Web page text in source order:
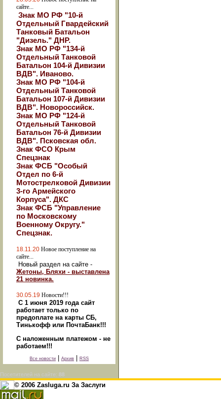
сайте...
Знак МО РФ "10-й
Отдельный Гвардейский
Танковый Батальон
"Дизель." ДНР.
Знак МО РФ "134-й
Отдельный Танковой
Батальон 104-й Дивизии
ВДВ". Иваново.
Знак МО РФ "104-й
Отдельный Танковой
Батальон 107-й Дивизии
ВДВ". Новороссийск.
Знак МО РФ "124-й
Отдельный Танковой
Батальон 76-й Дивизии
ВДВ". Псковская обл.
Знак ФСО Крым
Спецзнак
Знак ФСБ "Особый
Отдел по 6-й
Мотострелковой Дивизии
3-го Армейского
Корпуса". ДКС
Знак ФСБ "Управление
по Московскому
Военному Округу."
Спецзнак.
18.11.20 Новое поступление на
сайте...
Новый раздел на сайте -
Жетоны, Бляхи - выставлена
21 новинка.
30.05.19 Новости!!!
С 1 июня 2019 года сайт
работает только по
предоплате на карты СБ,
Тинькофф или ПочтаБанк!!!
С наложенным платежом - не
работаем!!!
Все новости Архив RSS
Посетителей на сайте: 88
© 2006 Zasluga.ru За Заслуги